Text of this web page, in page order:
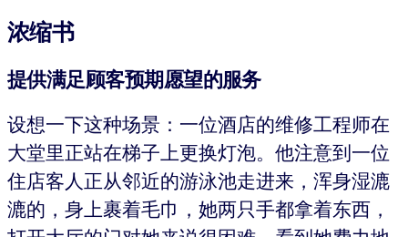
浓缩书
提供满足顾客预期愿望的服务
设想一下这种场景：一位酒店的维修工程师在
大堂里正站在梯子上更换灯泡。他注意到一位
住店客人正从邻近的游泳池走进来，浑身湿漉
漉的，身上裹着毛巾，她两只手都拿着东西，